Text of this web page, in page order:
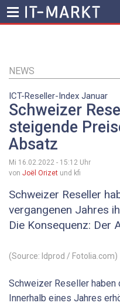
Inhalt
NEWS
ICT-Reseller-Index Januar
Schweizer
steigende
Absatz
Mi 16.02.2022 - 15:12 Uhr
von Joël Orizet und kfi
Schweizer Reseller
vergangenen Jahres
Die Konsequenz: Der
(Source: ldprod / Fotolia.com)
Schweizer Reseller haben
Innerhalb eines Jahres